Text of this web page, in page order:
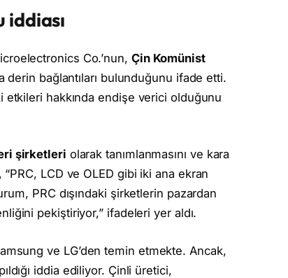
Co.’nun, Çin Komünist
bağlantıları bulunduğunu ifade etti.
hakkında endişe verici olduğunu
şirketleri olarak tanımlanmasını ve kara
“PRC, LCD ve OLED gibi iki ana ekran
PRC dışındaki şirketlerin pazardan
pekiştiriyor,” ifadeleri yer aldı.
ve LG’den temin etmekte. Ancak,
iddia ediliyor. Çinli üretici,